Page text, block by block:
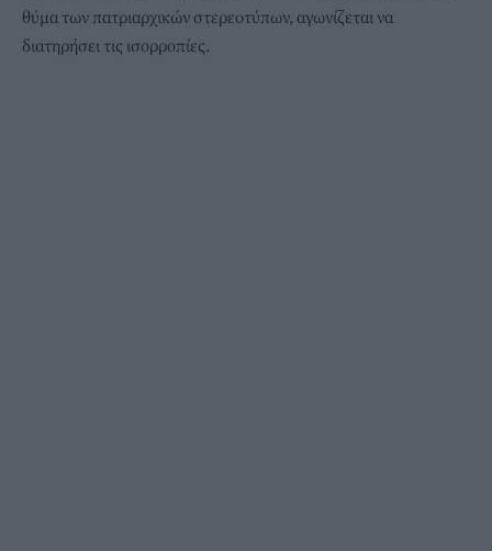
θύμα των πατριαρχικών στερεοτύπων, αγωνίζεται να
διατηρήσει τις ισορροπίες.